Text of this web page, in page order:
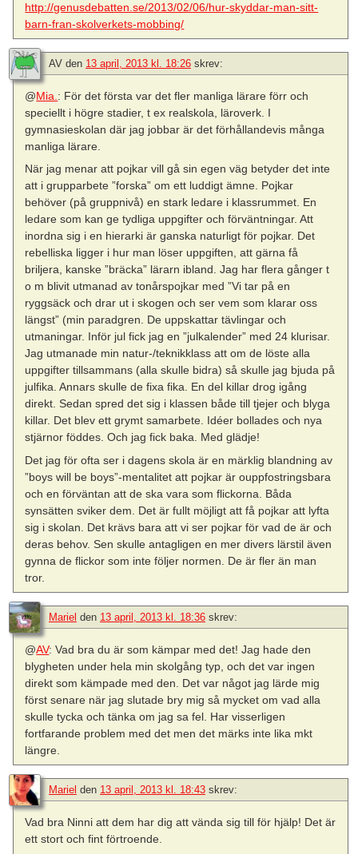
http://genusdebatten.se/2013/02/06/hur-skyddar-man-sitt-
barn-fran-skolverkets-mobbing/
AV den 13 april, 2013 kl. 18:26 skrev:
@Mia.: För det första var det fler manliga lärare förr och
speciellt i högre stadier, t ex realskola, läroverk. I
gymnasieskolan där jag jobbar är det förhållandevis många
manliga lärare.
När jag menar att pojkar vill gå sin egen väg betyder det inte
att i grupparbete ”forska” om ett luddigt ämne. Pojkar
behöver (på gruppnivå) en stark ledare i klassrummet. En
ledare som kan ge tydliga uppgifter och förväntningar. Att
inordna sig i en hierarki är ganska naturligt för pojkar. Det
rebelliska ligger i hur man löser uppgiften, att gärna få
briljera, kanske ”bräcka” lärarn ibland. Jag har flera gånger t
o m blivit utmanad av tonårspojkar med ”Vi tar på en
ryggsäck och drar ut i skogen och ser vem som klarar oss
längst” (min paradgren. De uppskattar tävlingar och
utmaningar. Inför jul fick jag en ”julkalender” med 24 klurisar.
Jag utmanade min natur-/teknikklass att om de löste alla
uppgifter tillsammans (alla skulle bidra) så skulle jag bjuda på
julfika. Annars skulle de fixa fika. En del killar drog igång
direkt. Sedan spred det sig i klassen både till tjejer och blyga
killar. Det blev ett grymt samarbete. Idéer bollades och nya
stjärnor föddes. Och jag fick baka. Med glädje!
Det jag för ofta ser i dagens skola är en märklig blandning av
”boys will be boys”-mentalitet att pojkar är ouppfostringsbara
och en förväntan att de ska vara som flickorna. Båda
synsätten sviker dem. Det är fullt möjligt att få pojkar att lyfta
sig i skolan. Det krävs bara att vi ser pojkar för vad de är och
deras behov. Sen skulle antagligen en mer divers lärstil även
gynna de flickor som inte följer normen. De är fler än man
tror.
Mariel den 13 april, 2013 kl. 18:36 skrev:
@AV: Vad bra du är som kämpar med det! Jag hade den
blygheten under hela min skolgång typ, och det var ingen
direkt som kämpade med den. Det var något jag lärde mig
först senare när jag slutade bry mig så mycket om vad alla
skulle tycka och tänka om jag sa fel. Har visserligen
fortfarande problem med det men det märks inte lika mkt
längre.
Mariel den 13 april, 2013 kl. 18:43 skrev:
Vad bra Ninni att dem har dig att vända sig till för hjälp! Det är
ett stort och fint förtroende.